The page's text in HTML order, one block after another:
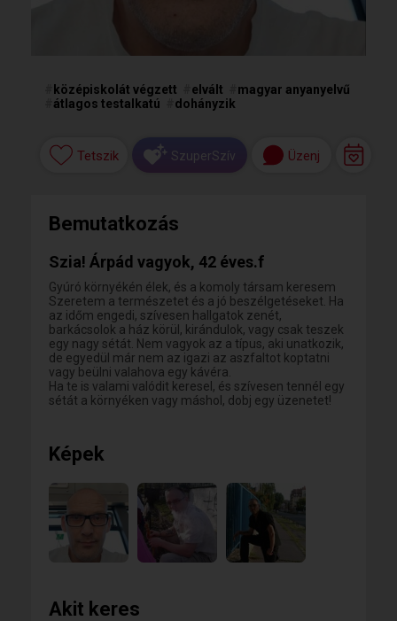
középiskolát végzett elvált
magyar anyanyelvű
átlagos testalkatú dohányzik
Tetszik SzuperSzív Üzenj
Bemutatkozás
​Szia! Árpád vagyok, 42 éves.f
​Gyúró környékén élek, és a komoly társam keresem
​Szeretem a természetet és a jó beszélgetéseket. Ha
az időm engedi, szívesen hallgatok zenét,
barkácsolok a ház körül, kirándulok, vagy csak teszek
egy nagy sétát. Nem vagyok az a típus, aki unatkozik,
de egyedül már nem az igazi az aszfaltot koptatni
vagy beülni valahova egy kávéra.
​Ha te is valami valódit keresel, és szívesen tennél egy
sétát a környéken vagy máshol, dobj egy üzenetet!
Képek
Akit keres